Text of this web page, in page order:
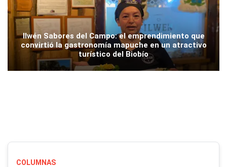
Ilwén Sabores del Campo: el emprendimiento que
convirtió la gastronomía mapuche en un atractivo
turístico del Biobío
COLUMNAS